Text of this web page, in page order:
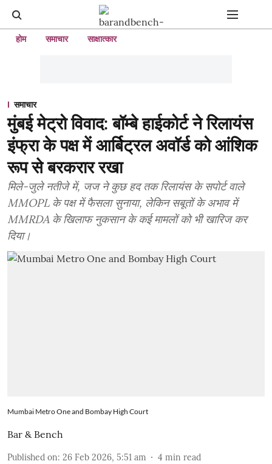
होम समाचार साक्षात्कार
समाचार
मुंबई मेट्रो विवाद: बॉम्बे हाईकोर्ट ने रिलायंस
इंफ्रा के पक्ष में आर्बिट्रल अवॉर्ड को आंशिक
रूप से बरकरार रखा
मिले-जुले नतीजे में, जज ने कुछ हद तक रिलायंस के सपोर्ट वाले
MMOPL के पक्ष में फैसला सुनाया, लेकिन सबूतों के अभाव में
MMRDA के खिलाफ नुकसान के कई मामलों को भी खारिज कर
दिया।
Mumbai Metro One and Bombay High Court
Bar & Bench
Published on: 26 Feb 2026, 5:51 am 4 min read